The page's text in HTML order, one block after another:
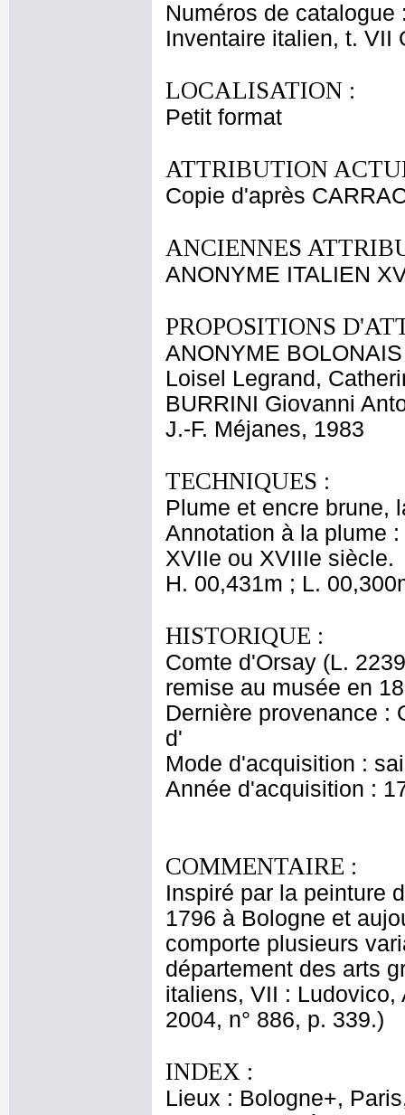
Numéros de catalogue
Inventaire italien, t. VII
LOCALISATION :
Petit format
ATTRIBUTION
Copie d'après
ANCIENNES
ANONYME ITALIEN
PROPOSITIONS
ANONYME
Loisel Legrand,
BURRINI Giovanni
J.-F. Méjanes, 1983
TECHNIQUES :
Plume et encre brune,
Annotation à la plume
XVIIe ou XVIIIe siècle.
H. 00,431m ; L.
HISTORIQUE :
Comte d'Orsay (L.
remise au musée en
Dernière provenance :
d'
Mode d'acquisition :
Année d'acquisition :
COMMENTAIRE :
Inspiré par la peinture
1796 à Bologne et
comporte plusieurs
département des arts
italiens, VII : Ludovico,
2004, n° 886, p. 339.)
INDEX :
Lieux : Bologne+,